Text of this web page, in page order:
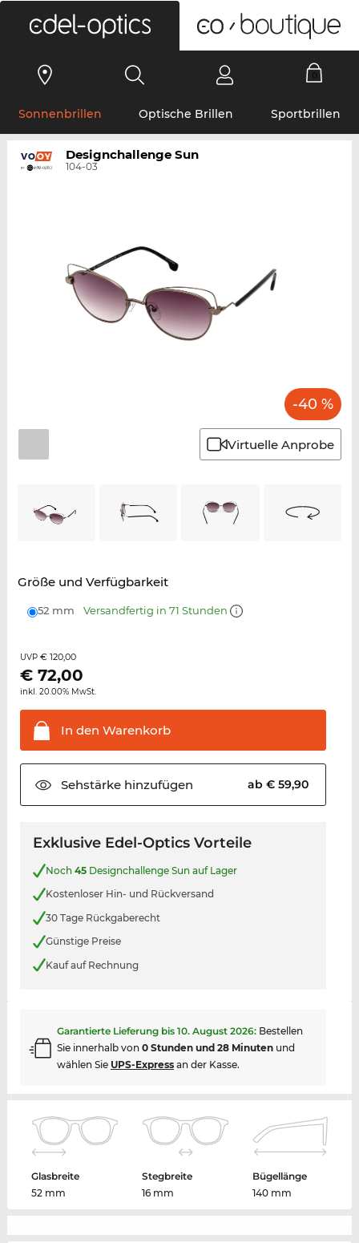
Sonnenbrillen Optische Brillen Sportbrillen
Designchallenge Sun
104-03
-40 %
Virtuelle Anprobe
Größe und Verfügbarkeit
52 mm Versandfertig in 71 Stunden
UVP € 120,00
€ 72,00
inkl. 20.00% MwSt.
In den Warenkorb
Sehstärkehinzufügen ab € 59,90
Exklusive Edel-Optics Vorteile
Noch 45Designchallenge Sun auf Lager
Kostenloser Hin- und Rückversand
30 Tage Rückgaberecht
Günstige Preise
Kauf auf Rechnung
Garantierte Lieferung bis 10. August 2026: Bestellen
Sie innerhalb von 0 Stunden und 28 Minutenund
wählen Sie UPS-Expressan der Kasse.
Glasbreite
52 mm
Stegbreite
16 mm
Bügellänge
140 mm